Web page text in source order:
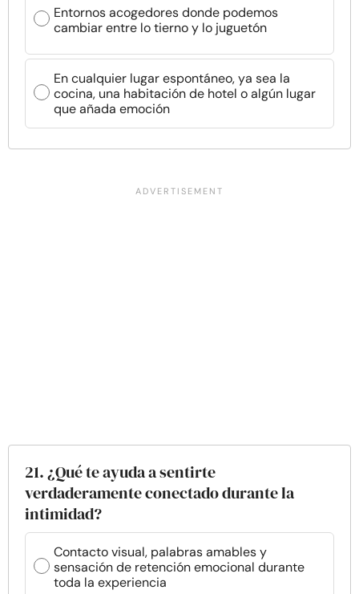
Entornos acogedores donde podemos
cambiar entre lo tierno y lo juguetón
En cualquier lugar espontáneo, ya sea la
cocina, una habitación de hotel o algún lugar
que añada emoción
21. ¿Qué te ayuda a sentirte
verdaderamente conectado durante la
intimidad?
Contacto visual, palabras amables y
sensación de retención emocional durante
toda la experiencia